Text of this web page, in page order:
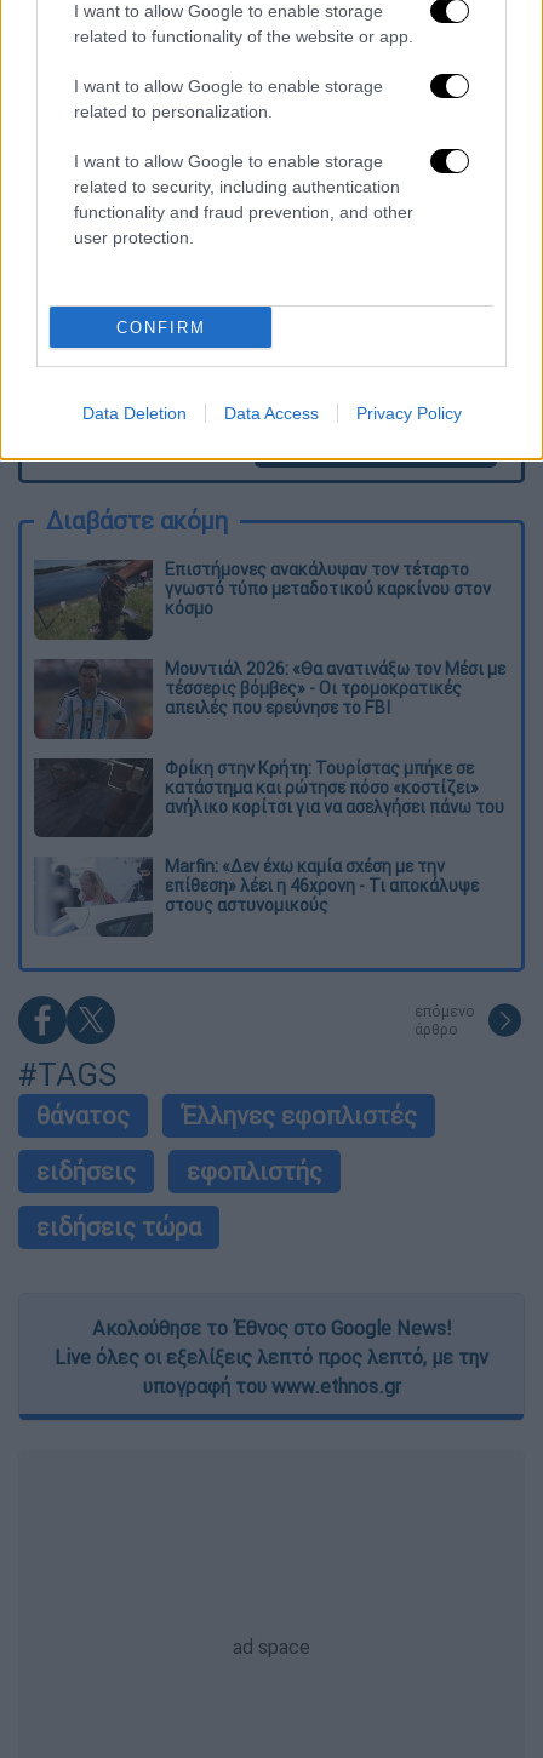
I want to allow Google to enable storage
related to functionality of the website or app.
I want to allow Google to enable storage
related to personalization.
I want to allow Google to enable storage
related to security, including authentication
functionality and fraud prevention, and other
user protection.
CONFIRM
Data Deletion Data Access Privacy Policy
Thenamaris οΝικόλας Μαρτίνος
γιός του
Ντίνου.
Τα σχολιά σας δημοσιεύονται άμεσα με δική σας ευθύνη. Το
ΕΘΝΟΣ θα παρεμβαίνει και τα προσβλητικά σχόλια θα
διαγράφονται
Διαβάστε ακόμη
Επιστήμονες ανακάλυψαν τον τέταρτο
γνωστό τύπο μεταδοτικού καρκίνου στον
κόσμο
Μουντιάλ 2026: «Θα ανατινάξω τον Μέσι με
τέσσερις βόμβες» - Οι τρομοκρατικές
απειλές που ερεύνησε το FBI
Φρίκη στην Κρήτη: Τουρίστας μπήκε σε
κατάστημα και ρώτησε πόσο «κοστίζει»
ανήλικο κορίτσι για να ασελγήσει πάνω του
Marfin: «Δεν έχω καμία σχέση με την
επίθεση» λέει η 46χρονη - Τι αποκάλυψε
στους αστυνομικούς
επόμενο
άρθρο
#TAGS
θάνατος
Έλληνες εφοπλιστές
ειδήσεις
εφοπλιστής
ειδήσεις τώρα
Ακολούθησε το Έθνος στο Google News!
Live όλες οι εξελίξεις λεπτό προς λεπτό, με την
υπογραφή του www.ethnos.gr